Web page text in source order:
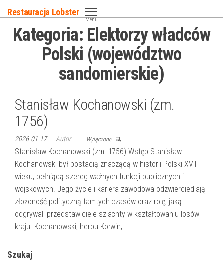
do
treści
Restauracja Lobster
Menu
Kategoria: Elektorzy władców
Polski (województwo
sandomierskie)
Stanisław Kochanowski (zm.
1756)
2026-01-17 Autor Wyłączono
Stanisław Kochanowski (zm. 1756) Wstęp Stanisław
Kochanowski był postacią znaczącą w historii Polski XVIII
wieku, pełniącą szereg ważnych funkcji publicznych i
wojskowych. Jego życie i kariera zawodowa odzwierciedlają
złożoność polityczną tamtych czasów oraz rolę, jaką
odgrywali przedstawiciele szlachty w kształtowaniu losów
kraju. Kochanowski, herbu Korwin,…
Szukaj